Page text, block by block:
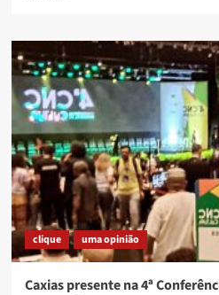
Escola
Livre
de
Artes
da
Baixada
abre
novas
vagas
clique uma opinião
Caxias presente na 4ª